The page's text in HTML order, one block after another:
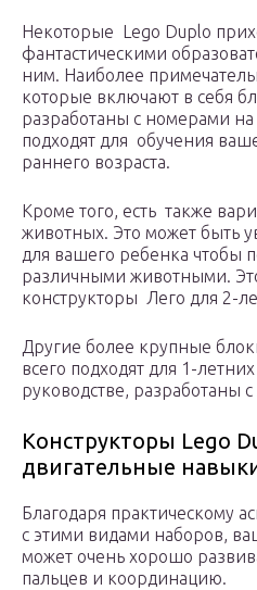
Некоторые Lego Duplo
фантастическими
ним. Наиболее
которые включают в себя
разработаны с номерами
подходят для обучения
раннего возраста.
Кроме того, есть также
животных. Это может быть
для вашего ребенка чтобы
различными животными.
конструкторы Лего для 2-
Другие более крупные
всего подходят для 1-
руководстве, разработаны
Конструкторы Lego
двигательные
Благодаря практическому
с этими видами наборов,
может очень хорошо
пальцев и координацию.